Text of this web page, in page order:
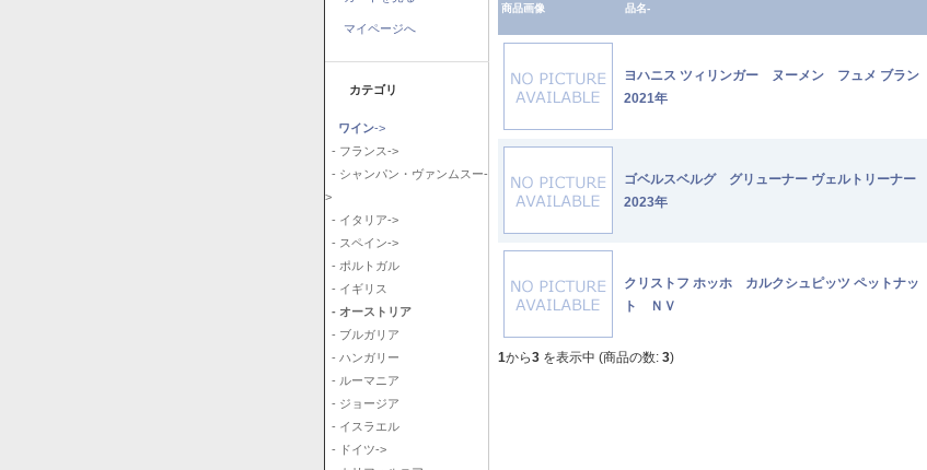
マイページへ
カテゴリ
ワイン->
- フランス->
- シャンパン・ヴァンムスー-
>
- イタリア->
- スペイン->
- ポルトガル
- イギリス
- オーストリア
- ブルガリア
- ハンガリー
- ルーマニア
- ジョージア
- イスラエル
- ドイツ->
商品画像 品名-
ヨハニス ツィリンガー ヌーメン フュメ ブラン
2021年
ゴベルスベルグ グリューナー ヴェルトリーナー
2023年
クリストフ ホッホ カルクシュピッツ ペットナッ
ト ＮＶ
1から3 を表示中 (商品の数: 3)